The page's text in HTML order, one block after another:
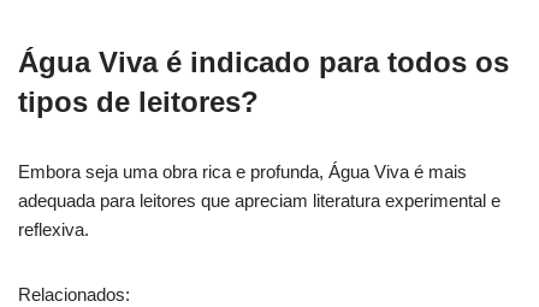
Água Viva é indicado para todos os
tipos de leitores?
Embora seja uma obra rica e profunda, Água Viva é mais
adequada para leitores que apreciam literatura experimental e
reflexiva.
Relacionados: